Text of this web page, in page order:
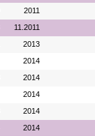
2011
11.2011
2013
2014
2014
2014
2014
2014